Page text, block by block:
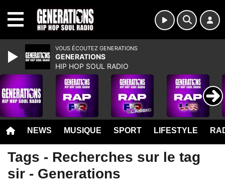
NEWS MUSIQUE SPORT LIFESTYLE
Tags - Recherches sur le tag
sir - Generations
VOUS ÉCOUTEZ GENERATIONS
GENERATIONS
HIP HOP SOUL RADIO